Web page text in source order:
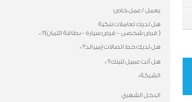
يعمل / عمل خاص
هل لديك تعاملات بنكية
( قرض شخصى – قرض سيارة – بطاقة ائتمان)؟*
هل لديك خط اتصالات إميرالد؟*
هل أنت عميل للبنك؟*
الشركة*
الدخل الشهري